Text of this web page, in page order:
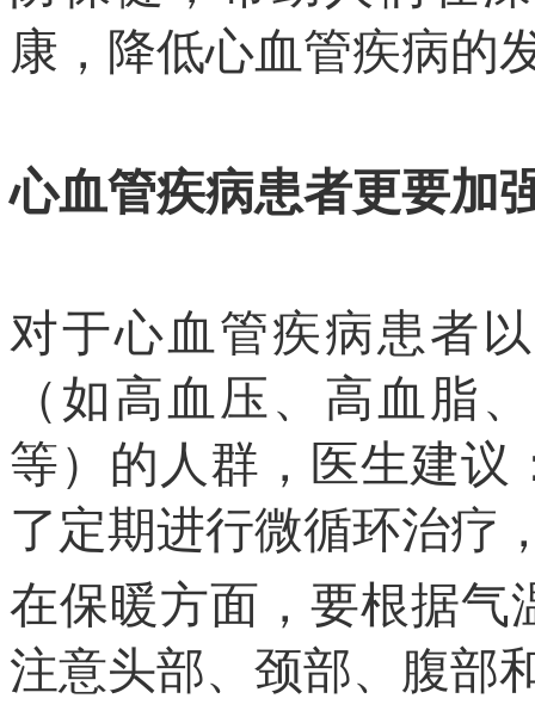
康，降低心血管疾病的
心血管疾病患者更要加
对于心血管疾病患者
（如高血压、高血脂
等）的人群，医生建议
了定期进行微循环治疗
在保暖方面，要根据气
注意头部、颈部、腹部